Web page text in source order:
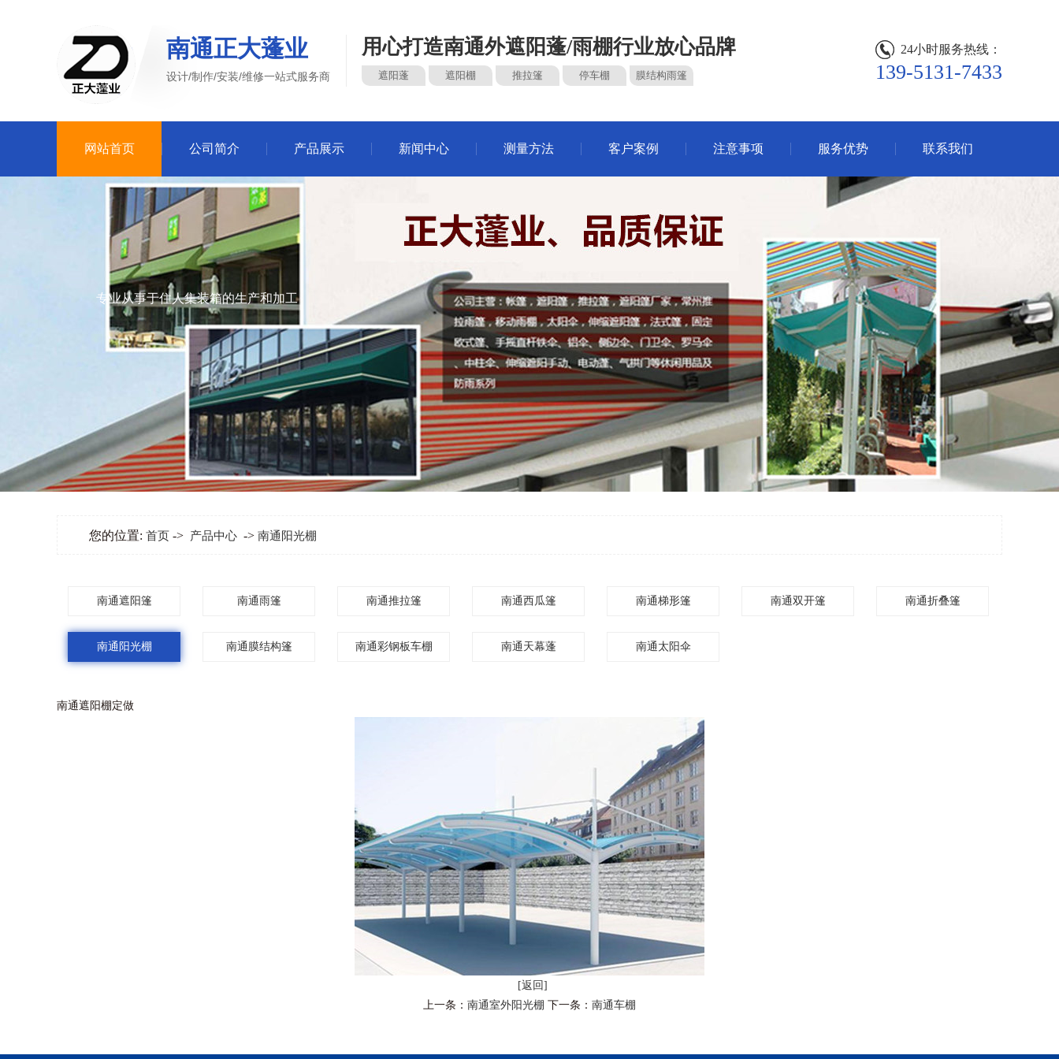
南通正大蓬业
设计/制作/安装/维修一站式服务商
用心打造南通外遮阳蓬/雨棚行业放心品牌
遮阳蓬 遮阳棚 推拉篷 停车棚 膜结构雨篷
24小时服务热线：
139-5131-7433
网站首页 公司简介 产品展示 新闻中心 测量方法 客户案例 注意事项 服务优势 联系我们
专业从事于住人集装箱的生产和加工
您的位置: 首页 -> 产品中心 -> 南通阳光棚
南通遮阳篷 南通雨篷 南通推拉篷 南通西瓜篷 南通梯形篷 南通双开篷 南通折叠篷
南通阳光棚 南通膜结构篷 南通彩钢板车棚 南通天幕蓬 南通太阳伞
南通遮阳棚定做
[返回]
上一条： 南通室外阳光棚 下一条： 南通车棚